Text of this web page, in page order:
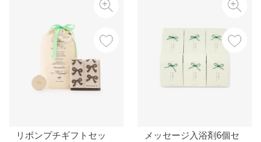
リボンプチギフトセッ
メッセージ入浴剤6個セ